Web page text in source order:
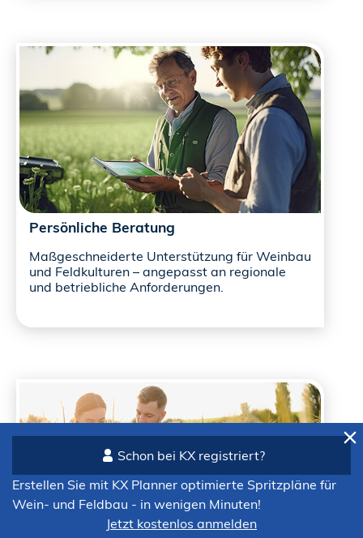
Schon bei KX registriert?
Erstellen Sie mit KX Planner optimierte Spritzpläne für
Wein- und Feldbau - in wenigen Minuten!
Jetzt kostenlos anmelden
Persönliche Beratung
Maßgeschneiderte Unterstützung für Weinbau
und Feldkulturen – angepasst an regionale
und betriebliche Anforderungen.